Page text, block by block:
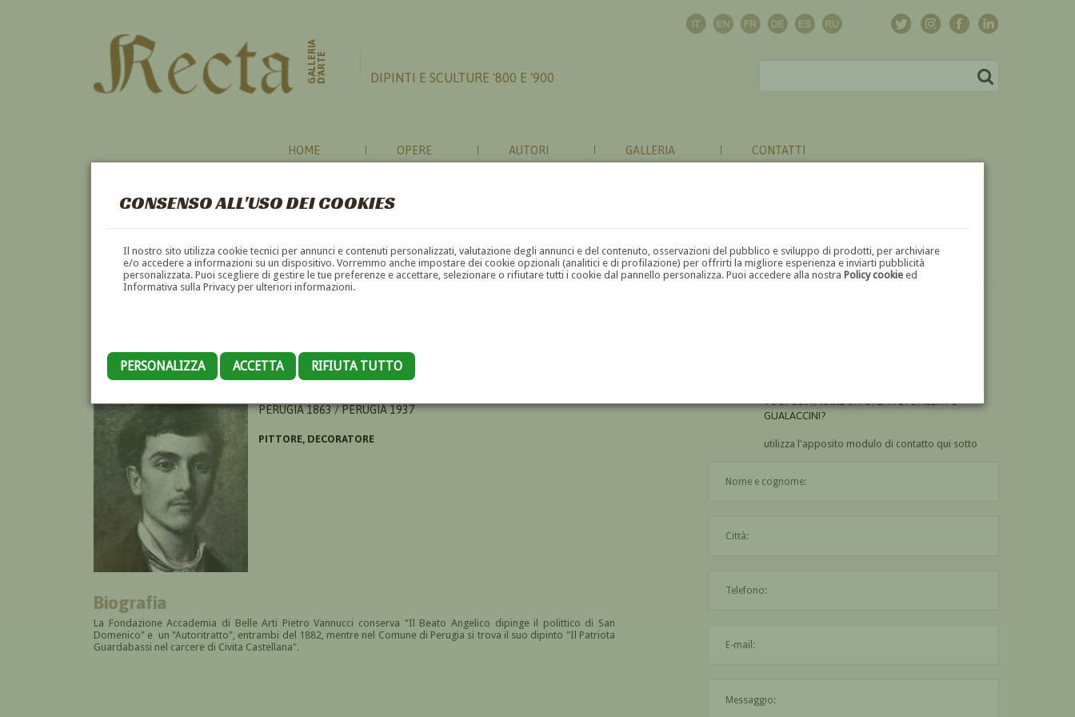
CONSENSO ALL'USO DEI COOKIES
Il nostro sito utilizza cookie tecnici per annunci e contenuti personalizzati, valutazione degli annunci e del contenuto, osservazioni del pubblico e sviluppo di prodotti, per archiviare
e/o accedere a informazioni su un dispositivo. Vorremmo anche impostare dei cookie opzionali (analitici e di profilazione) per offrirti la migliore esperienza e inviarti pubblicità
personalizzata. Puoi scegliere di gestire le tue preferenze e accettare, selezionare o rifiutare tutti i cookie dal pannello personalizza. Puoi accedere alla nostraPolicy cookie ed
Informativa sulla Privacy per ulteriori informazioni.
PERSONALIZZA ACCETTA RIFIUTA TUTTO
GALLERIAD'ARTE DIPINTI E SCULTURE '800 E '900
HOME OPERE AUTORI GALLERIA CONTATTI
UMBERTO GUALACCINI
PERUGIA 1863 / PERUGIA 1937
PITTORE, DECORATORE
Biografia
La Fondazione Accademia di Belle Arti Pietro Vannucci conserva "Il Beato Angelico dipinge il polittico di San
Domenico" e un "Autoritratto", entrambi del 1882, mentre nel Comune di Perugia si trova il suo dipinto "Il Patriota
Guardabassi nel carcere di Civita Castellana".
VUOICOMPRAREUN'OPERA DI UMBERTO
GUALACCINI?
utilizza l'apposito modulo di contatto qui sotto